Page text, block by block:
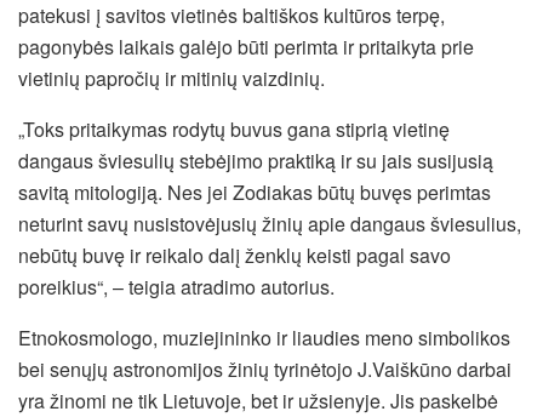
patekusi į savitos vietinės baltiškos kultūros terpę,
pagonybės laikais galėjo būti perimta ir pritaikyta prie
vietinių papročių ir mitinių vaizdinių.
„Toks pritaikymas rodytų buvus gana stiprią vietinę
dangaus šviesulių stebėjimo praktiką ir su jais susijusią
savitą mitologiją. Nes jei Zodiakas būtų buvęs perimtas
neturint savų nusistovėjusių žinių apie dangaus šviesulius,
nebūtų buvę ir reikalo dalį ženklų keisti pagal savo
poreikius“, – teigia atradimo autorius.
Etnokosmologo, muziejininko ir liaudies meno simbolikos
bei senųjų astronomijos žinių tyrinėtojo J.Vaiškūno darbai
yra žinomi ne tik Lietuvoje, bet ir užsienyje. Jis paskelbė